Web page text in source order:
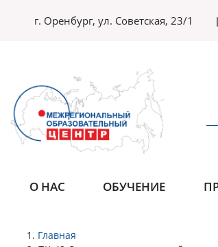
г. Оренбург, ул. Советская, 23/1
О НАС ОБУЧЕНИЕ
Главная